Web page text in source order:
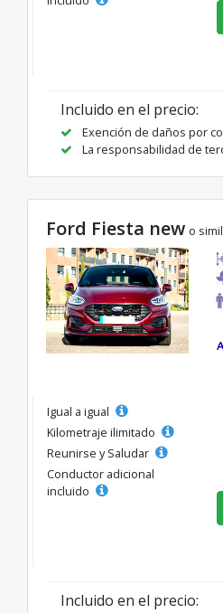
Incluido en el precio:
Exención de daños por
La responsabilidad de
Ford Fiesta new o
Igual a igual
Kilometraje ilimitado
Reunirse y Saludar
Conductor adicional
incluido
Incluido en el precio: